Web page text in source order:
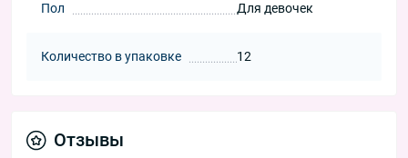
Пол Для девочек
Количество в упаковке 12
Отзывы